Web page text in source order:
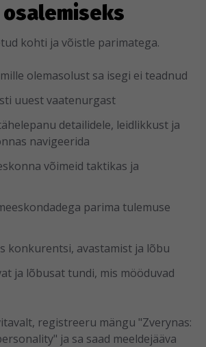
kohti ja võistle parimatega.
olemasolust sa isegi ei teadnud
uuest vaatenurgast
detailidele, leidlikkust ja
navigeerida
võimeid taktikas ja
parima tulemuse
konkurentsi, avastamist ja lõbu
ja lõbusat tundi, mis mööduvad
registreeru mängu "Zverynas:
ja sa saad meeldejääva